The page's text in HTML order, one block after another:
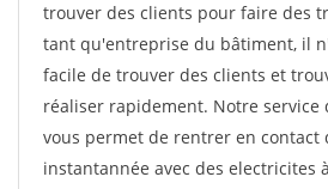
trouver des clients pour faire des
tant qu'entreprise du bâtiment, il
facile de trouver des clients et
réaliser rapidement. Notre service
vous permet de rentrer en contact
instantannée avec des electricites